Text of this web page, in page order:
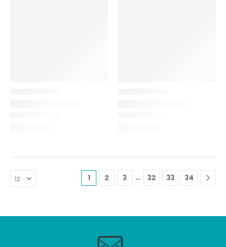
1 2 3 … 32 33 34